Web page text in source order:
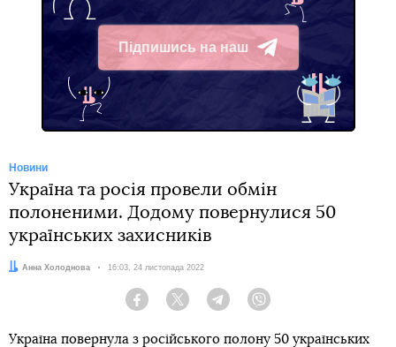
Підпишись на наш
Telegram
Новини
Україна та росія провели обмін
полоненими. Додому повернулися 50
українських захисників
Автор:
Анна Холоднова Дата:
16:03, 24 листопада 2022
Facebook Twitter Telegram
Україна повернула з російського полону 50 українських